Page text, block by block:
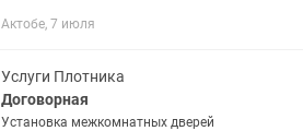
смесители Электрика монтаж и замена
Актобе, 7 июля
Услуги Плотника
Договорная
Установка межкомнатных дверей